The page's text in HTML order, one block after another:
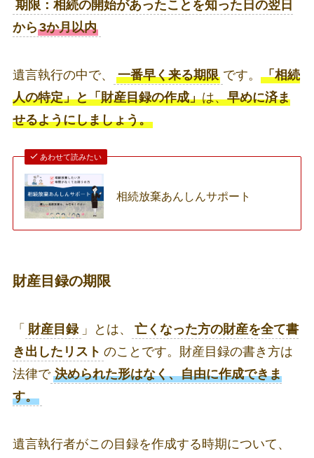
期限：相続の開始があったことを知った日の翌日
から3か月以内
遺言執行の中で、 一番早く来る期限 です。 「相続
人の特定」と「財産目録の作成」は、早めに済ま
せるようにしましょう。
あわせて読みたい
相続放棄あんしんサポート
財産目録の期限
「 財産目録 」とは、
亡くなった方の財産を全て書
き出したリスト のことです。財産目録の書き方は
法律で 決められた形はなく、自由に作成できま
す。
遺言執行者がこの目録を作成する時期について、